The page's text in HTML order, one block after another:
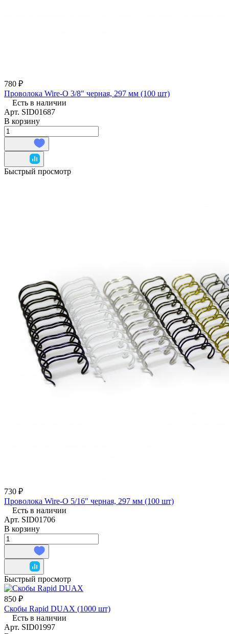
780 ₽
Проволока Wire-O 3/8" черная, 297 мм (100 шт)
Есть в наличии
Арт. SID01687
В корзину
Быстрый просмотр
730 ₽
Проволока Wire-O 5/16" черная, 297 мм (100 шт)
Есть в наличии
Арт. SID01706
В корзину
Быстрый просмотр
850 ₽
Скобы Rapid DUAX (1000 шт)
Есть в наличии
Арт. SID01997